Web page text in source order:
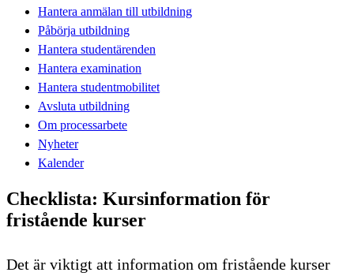
Hantera anmälan till utbildning
Påbörja utbildning
Hantera studentärenden
Hantera examination
Hantera studentmobilitet
Avsluta utbildning
Om processarbete
Nyheter
Kalender
Checklista: Kursinformation för
fristående kurser
Det är viktigt att information om fristående kurser